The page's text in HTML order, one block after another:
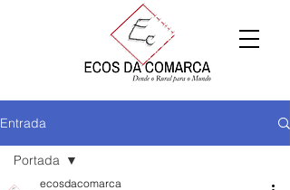
Entrada
Portada
ecosdacomarca